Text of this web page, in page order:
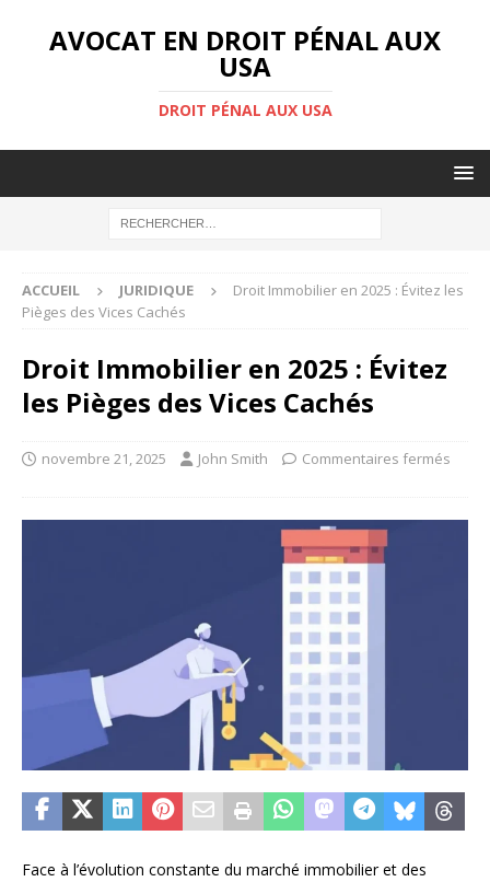
AVOCAT EN DROIT PÉNAL AUX
USA
DROIT PÉNAL AUX USA
ACCUEIL JURIDIQUE
Droit Immobilier en 2025 : Évitez les
Pièges des Vices Cachés
Droit Immobilier en 2025 : Évitez
les Pièges des Vices Cachés
novembre 21, 2025 John Smith Commentaires fermés
Face à l’évolution constante du marché immobilier et des